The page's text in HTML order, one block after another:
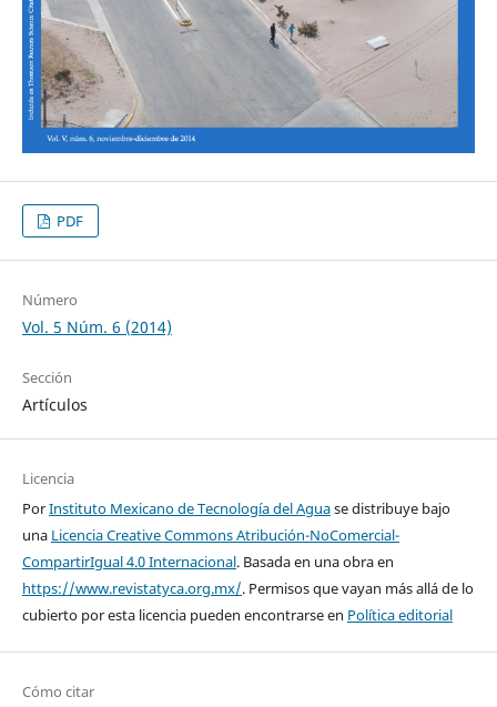
PDF
Número
Vol. 5 Núm. 6 (2014)
Sección
Artículos
Licencia
PorInstituto Mexicano de Tecnología del Aguase distribuye bajo
una Licencia Creative Commons Atribución-NoComercial-
CompartirIgual 4.0 Internacional. Basada en una obra en
https://www.revistatyca.org.mx/. Permisos que vayan más allá de lo
cubierto por esta licencia pueden encontrarse en Política editorial
Cómo citar